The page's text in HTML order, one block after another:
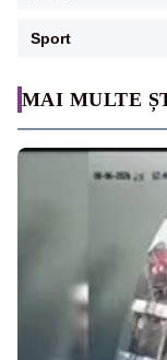
MAI MULTE
Sport